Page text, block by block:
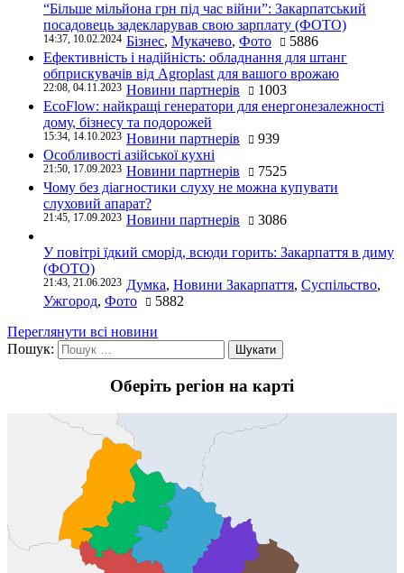
“Більше мільйона грн під час війни”: Закарпатський
посадовець задекларував свою зарплату (ФОТО)
14:37, 10.02.2024 Бізнес, Мукачево, Фото
5886
Ефективність і надійність: обладнання для штанг
обприскувачів від Agroplast для вашого врожаю
22:08, 04.11.2023 Новини партнерів
1003
EcoFlow: найкращі генератори для енергонезалежності
дому, бізнесу та подорожей
15:34, 14.10.2023 Новини партнерів
939
Особливості азійської кухні
21:50, 17.09.2023 Новини партнерів
7525
Чому без діагностики слуху не можна купувати
слуховий апарат?
21:45, 17.09.2023 Новини партнерів 3086
У повітрі їдкий сморід, всюди горить: Закарпаття в диму
(ФОТО)
21:43, 21.06.2023 Думка, Новини Закарпаття, Суспільство,
Ужгород, Фото
5882
Переглянути всі новини
Пошук:
Оберіть регіон на карті